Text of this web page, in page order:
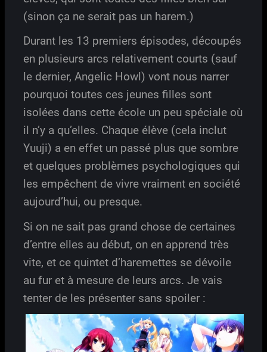
(sinon ça ne serait pas un harem.)
Durant les 13 premiers épisodes, découpés
en plusieurs arcs relativement courts (sauf
le dernier, Angelic Howl) vont nous narrer
pourquoi toutes ces jeunes filles sont
isolées dans cette école un peu spéciale où
il n’y a qu’elles. Chaque élève (cela inclut
Yuuji) a en effet un passé plus que sombre
et quelques problèmes psychologiques qui
les empêchent de vivre vraiment en société
aujourd’hui, ou presque.
Si on ne sait pas grand chose de certaines
d’entre elles au début, on en apprend très
vite, et ce quintet d’haremettes se dévoile
au fur et à mesure de leurs arcs. Je vais
tenter de les présenter sans spoiler :